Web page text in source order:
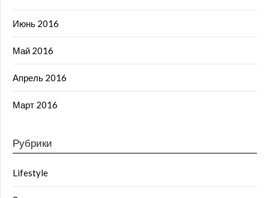
Июнь 2016
Май 2016
Апрель 2016
Март 2016
Рубрики
Lifestyle